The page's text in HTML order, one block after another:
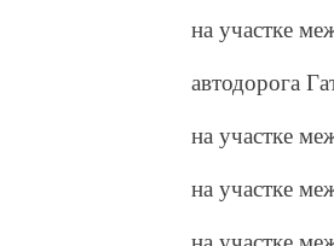
на участке
автодорога
на участке
на участке